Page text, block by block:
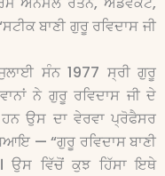
ਬਾਣੀ ਗੁਰੂ ਰਵਿਦਾਸ ਜੀ
ਸੰਨ 1977 ਸ੍ਰੀ ਗੁਰੂ
ਨੇ ਗੁਰੂ ਰਵਿਦਾਸ ਜੀ ਦੇ
ਉਸ ਦਾ ਵੇਰਵਾ ਪ੍ਰੋਫੈਸਰ
— “ਗੁਰੂ ਰਵਿਦਾਸ ਬਾਣੀ
ਉਸ ਵਿੱਚੋਂ ਕੁਝ ਹਿੱਸਾ ਇਥੇ